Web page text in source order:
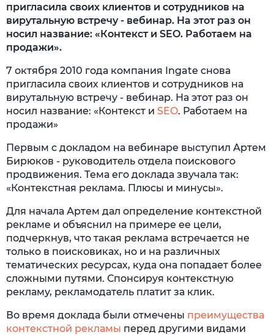
пригласила своих клиентов и сотрудников на
вирутальную встречу - вебинар. На этот раз он
носил название: «Контекст и SEO. Работаем на
продажи».
7 октября 2010 года компания Ingate снова
пригласила своих клиентов и сотрудников на
вирутальную встречу - вебинар. На этот раз он
носил название: «Контекст и SEO. Работаем на
продажи»
Первым с докладом на вебинаре выступил Артем
Бирюков - руководитель отдела поискового
продвижения. Тема его доклада звучала так:
«Контекстная реклама. Плюсы и минусы».
Для начала Артем дал определение контекстной
рекламе и объяснил на примере ее цели,
подчеркнув, что такая реклама встречается не
только в поисковиках, но и на различных
тематических ресурсах, куда она попадает более
сложными путями. Спонсируя контекстную
рекламу, рекламодатель платит за клик.
Во время доклада были отмечены преимущества
контекстной рекламы перед другими видами